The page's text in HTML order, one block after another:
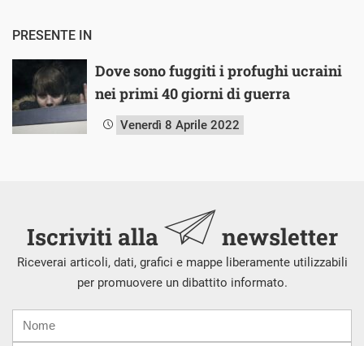
PRESENTE IN
Dove sono fuggiti i profughi ucraini
nei primi 40 giorni di guerra
Venerdì 8 Aprile 2022
Iscriviti alla newsletter
Riceverai articoli, dati, grafici e mappe liberamente utilizzabili
per promuovere un dibattito informato.
mail